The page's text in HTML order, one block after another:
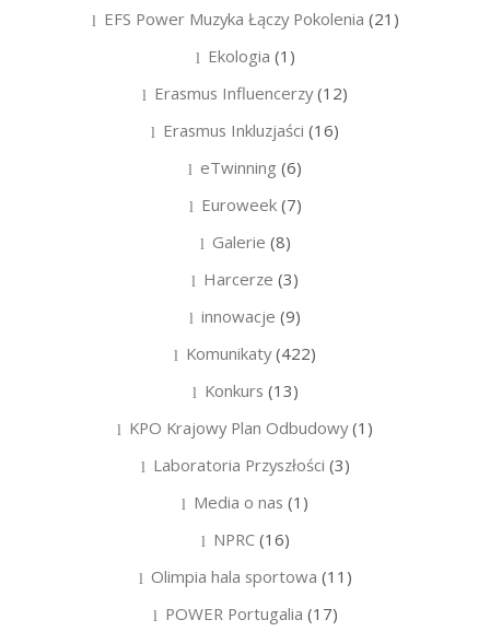
EFS Power Muzyka Łączy Pokolenia (21)
Ekologia (1)
Erasmus Influencerzy(12)
Erasmus Inkluzjaści (16)
eTwinning (6)
Euroweek(7)
Galerie (8)
Harcerze (3)
innowacje (9)
Komunikaty(422)
Konkurs (13)
KPO Krajowy Plan Odbudowy(1)
Laboratoria Przyszłości (3)
Media o nas (1)
NPRC(16)
Olimpia hala sportowa (11)
POWER Portugalia (17)